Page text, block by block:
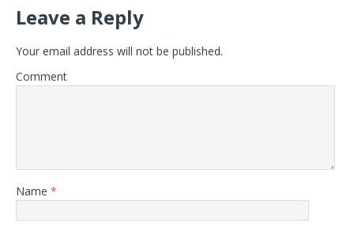
Leave a Reply
Your email address will not be published.
Comment
Name *